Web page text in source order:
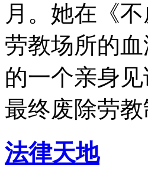
月。她在《
劳教场所的
的一个亲身
最终废除劳教
法律天地